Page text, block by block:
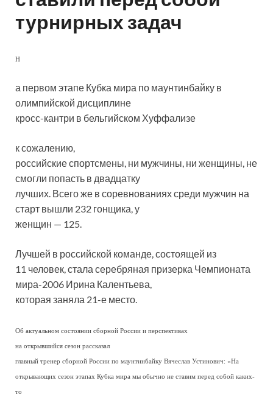
турнирных задач
Н
а первом этапе Кубка мира по маунтинбайку в
олимпийской дисциплине
кросс-кантри в бельгийском Хуффализе
к сожалению,
российские спортсмены, ни мужчины, ни женщины, не
смогли попасть в двадцатку
лучших. Всего же в соревнованиях среди мужчин на
старт вышли 232 гонщика, у
женщин — 125.
Лучшей в российской команде, состоящей из
11 человек, стала серебряная призерка Чемпионата
мира-2006 Ирина Калентьева,
которая заняла 21-е место.
Об актуальном состоянии сборной России и перспективах
на открывшийся сезон рассказал
главный тренер сборной России по маунтинбайку Вячеслав Устинович: «На
открывающих сезон этапах Кубка мира мы обычно не ставим перед собой каких-
то